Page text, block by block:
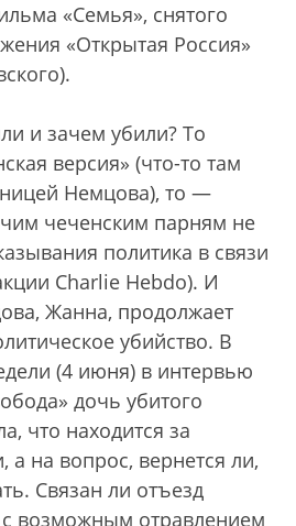
«Семья», снятого
«Открытая Россия»
и зачем убили? То
версия» (что-то там
Немцова), то —
чеченским парням не
политика в связи
Charlie Hebdo). И
Жанна, продолжает
убийство. В
(4 июня) в интервью
дочь убитого
что находится за
а на вопрос, вернется ли,
Связан ли отъезд
возможным отравлением